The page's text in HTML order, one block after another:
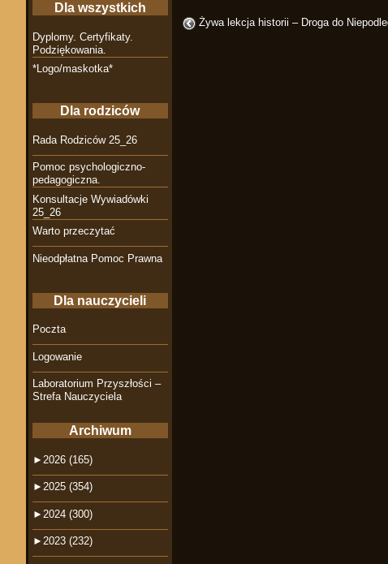
Żywa lekcja historii – Droga do
Dla wszystkich
Dyplomy. Certyfikaty.
Podziękowania.
*Logo/maskotka*
Dla rodziców
Rada Rodziców 25_26
Pomoc psychologiczno-
pedagogiczna.
Konsultacje Wywiadówki
25_26
Warto przeczytać
Nieodpłatna Pomoc Prawna
Dla nauczycieli
Poczta
Logowanie
Laboratorium Przyszłości –
Strefa Nauczyciela
Archiwum
► 2026 (165)
► 2025 (354)
► 2024 (300)
► 2023 (232)